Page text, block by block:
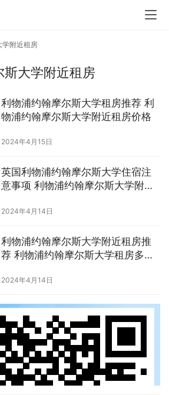
学附近租房
大学附近租房
利物浦约翰摩尔斯大学租房推荐 利
物浦约翰摩尔斯大学附近租房价格
2024年4月15日
英国利物浦约翰摩尔斯大学住宿注
意事项 利物浦约翰摩尔斯大学附近
2024年4月14日
利物浦约翰摩尔斯大学附近租房推
荐 利物浦约翰摩尔斯大学租房多少
2024年4月14日